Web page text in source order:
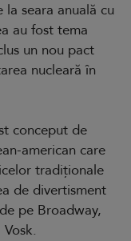
seara anuală cu
au fost tema
un nou pact
nucleară în
conceput de
american care
tradiționale
de divertisment
pe Broadway,